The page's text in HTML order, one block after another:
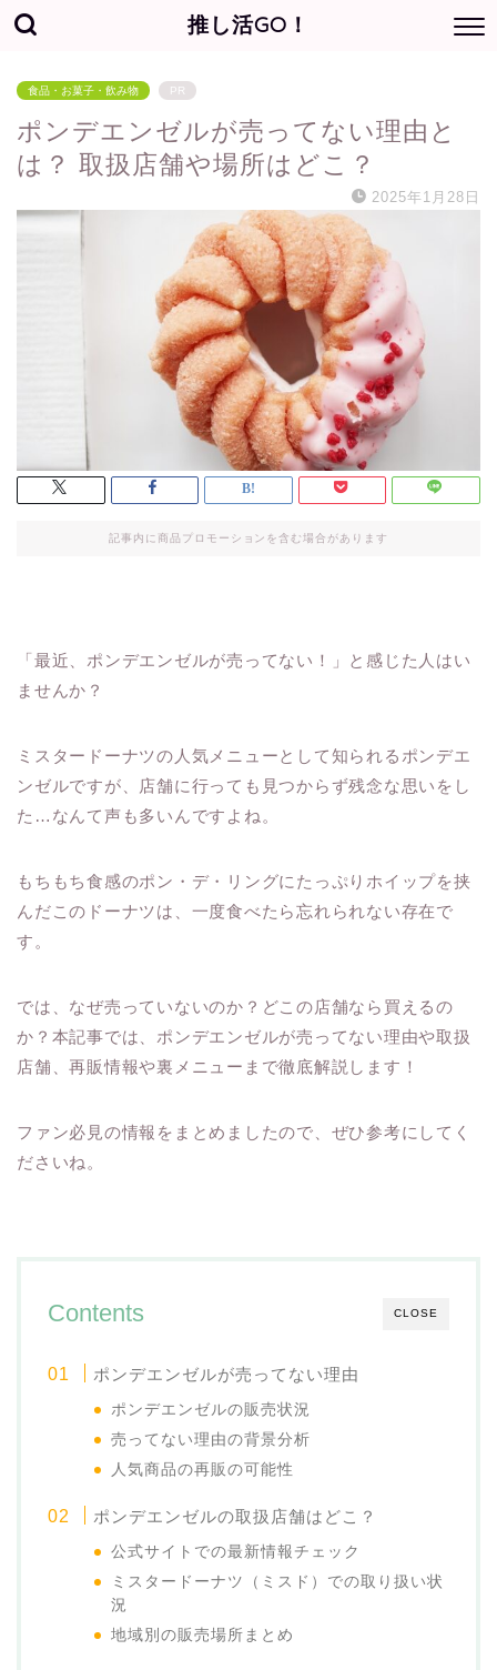
推し活GO！
食品・お菓子・飲み物 PR
ポンデエンゼルが売ってない理由と
は？ 取扱店舗や場所はどこ？
2025年1月28日
記事内に商品プロモーションを含む場合があります
「最近、ポンデエンゼルが売ってない！」と感じた人はい
ませんか？
ミスタードーナツの人気メニューとして知られるポンデエ
ンゼルですが、店舗に行っても見つからず残念な思いをし
た…なんて声も多いんですよね。
もちもち食感のポン・デ・リングにたっぷりホイップを挟
んだこのドーナツは、一度食べたら忘れられない存在で
す。
では、なぜ売っていないのか？どこの店舗なら買えるの
か？本記事では、ポンデエンゼルが売ってない理由や取扱
店舗、再販情報や裏メニューまで徹底解説します！
ファン必見の情報をまとめましたので、ぜひ参考にしてく
ださいね。
CLOSE
Contents
ポンデエンゼルが売ってない理由
ポンデエンゼルの販売状況
売ってない理由の背景分析
人気商品の再販の可能性
ポンデエンゼルの取扱店舗はどこ？
公式サイトでの最新情報チェック
ミスタードーナツ（ミスド）での取り扱い状
況
地域別の販売場所まとめ